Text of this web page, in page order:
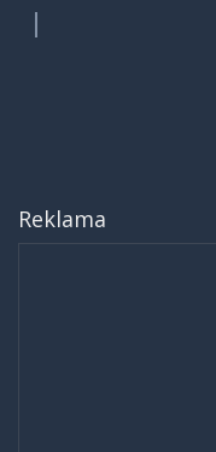
Reklama